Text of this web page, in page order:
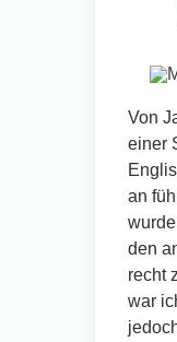
Von
einer
an
den
recht
war